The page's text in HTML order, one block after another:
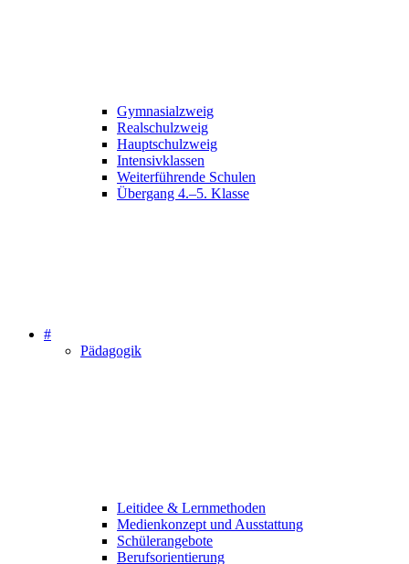
Gymnasialzweig
Realschulzweig
Hauptschulzweig
Intensivklassen
Weiterführende Schulen
Übergang 4.–5. Klasse
#
Pädagogik
Leitidee & Lernmethoden
Medienkonzept und Ausstattung
Schülerangebote
Berufsorientierung